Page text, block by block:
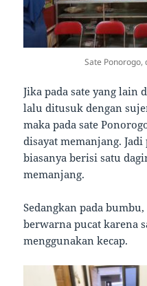
Sate Ponorogo,
Jika pada sate yang lain
lalu ditusuk dengan
maka pada sate
disayat memanjang.
biasanya berisi satu
memanjang.
Sedangkan pada
berwarna pucat karena
menggunakan kecap.